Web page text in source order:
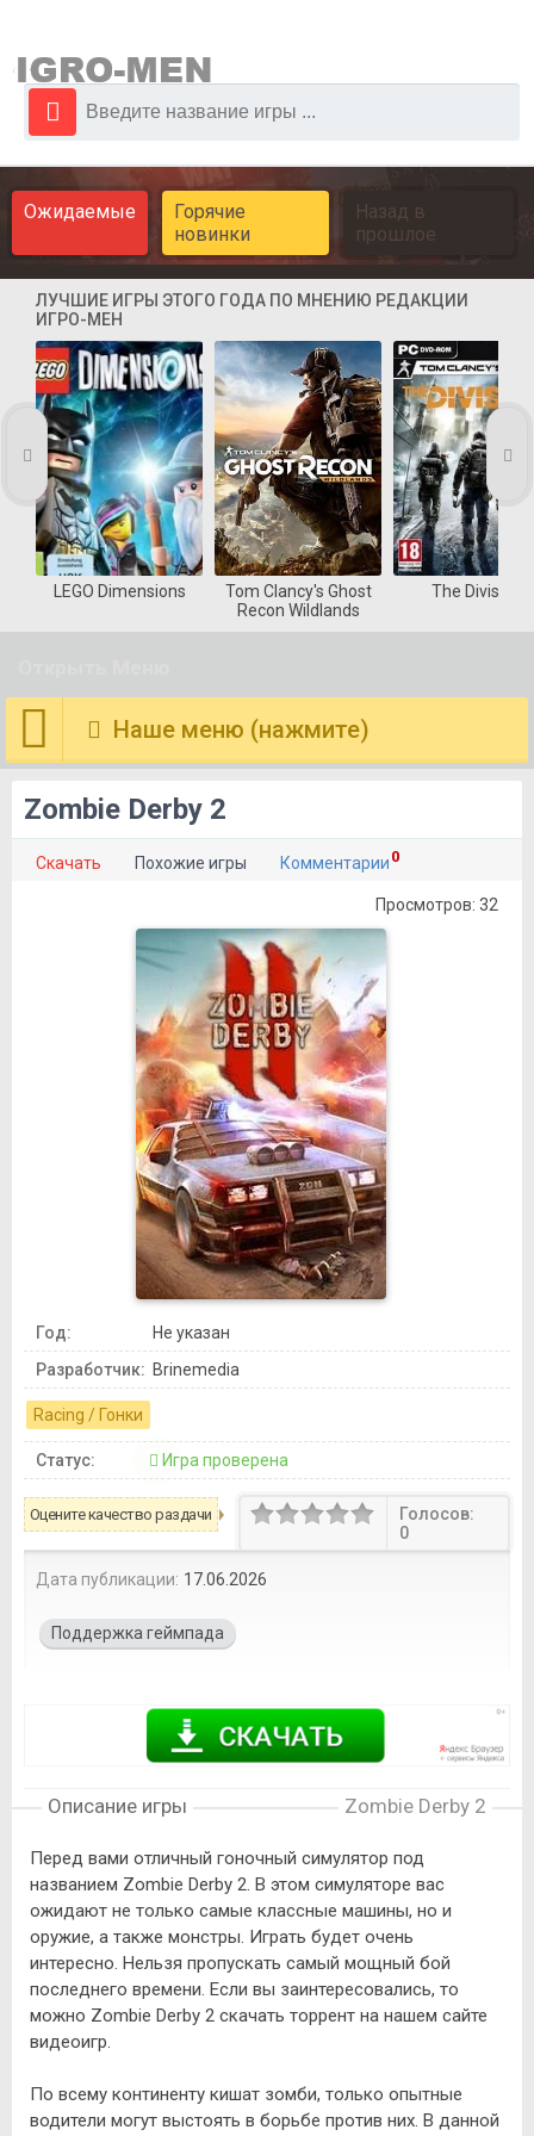
Ожидаемые
Горячие
новинки
Назад в
прошлое
ЛУЧШИЕ ИГРЫ ЭТОГО ГОДА ПО МНЕНИЮ РЕДАКЦИИ
ИГРО-МЕН
LEGO Dimensions
Tom Clancy's Ghost
Recon Wildlands
The Division
Наше меню (нажмите)
Zombie Derby 2
Скачать Похожие игры Комментарии 0
Просмотров: 32
Год:
Не указан
Разработчик: Brinemedia
Racing / Гонки
Статус: Игра проверена
Оцените качество раздачи
Голосов:
0
Дата публикации: 17.06.2026
Поддержка геймпада
Описание игры Zombie Derby 2
Перед вами отличный гоночный симулятор под
названием Zombie Derby 2. В этом симуляторе вас
ожидают не только самые классные машины, но и
оружие, а также монстры. Играть будет очень
интересно. Нельзя пропускать самый мощный бой
последнего времени. Если вы заинтересовались, то
можно Zombie Derby 2 скачать торрент на нашем сайте
видеоигр.
По всему континенту кишат зомби, только опытные
водители могут выстоять в борьбе против них. В данной